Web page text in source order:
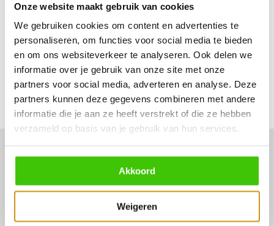
Onze website maakt gebruik van cookies
We gebruiken cookies om content en advertenties te
personaliseren, om functies voor social media te bieden
en om ons websiteverkeer te analyseren. Ook delen we
informatie over je gebruik van onze site met onze
partners voor social media, adverteren en analyse. Deze
partners kunnen deze gegevens combineren met andere
informatie die je aan ze heeft verstrekt of die ze hebben
verzameld op basis van je gebruik van hun services.
Akkoord
Weigeren
Specificaties
Reviews
Delen
Hulp of advies nodig?
Stuur gemakkelijk een Whatsapp.